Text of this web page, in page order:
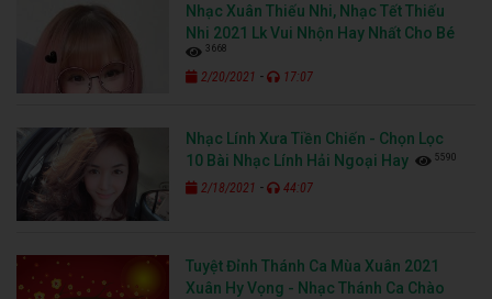
Nhạc Xuân Thiếu Nhi, Nhạc Tết Thiếu
Nhi 2021 Lk Vui Nhộn Hay Nhất Cho Bé
3668
2/20/2021 - 17:07
Nhạc Lính Xưa Tiền Chiến - Chọn Lọc
10 Bài Nhạc Lính Hải Ngoại Hay
5590
2/18/2021 - 44:07
Tuyệt Đỉnh Thánh Ca Mùa Xuân 2021
Xuân Hy Vọng - Nhạc Thánh Ca Chào